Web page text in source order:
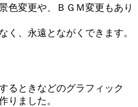
色変更や、ＢＧＭ変更もあり
く、永遠とながくできます。
るときなどのグラフィック
りました。